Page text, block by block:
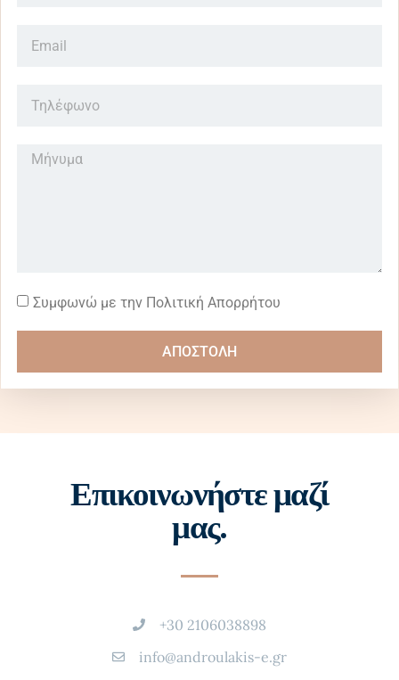
Συμφωνώ με την Πολιτική Απορρήτου
ΑΠΟΣΤΟΛΗ
Επικοινωνήστε μαζί
μας.
+30 2106038898
info@androulakis-e.gr